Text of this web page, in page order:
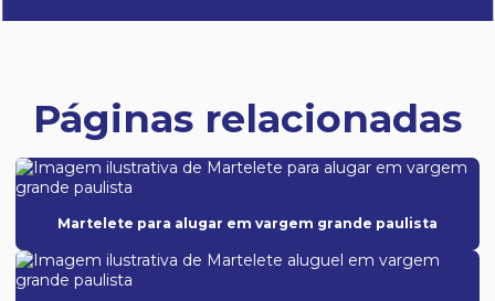
Páginas relacionadas
Martelete para alugar em vargem grande paulista